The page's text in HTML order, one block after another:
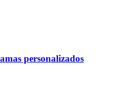
personalizados